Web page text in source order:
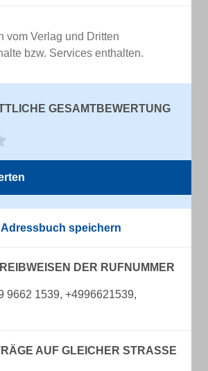
vom Verlag und Dritten
bzw. Services enthalten.
GESAMTBEWERTUNG
Adressbuch speichern
DER RUFNUMMER
9662 1539, +4996621539,
AUF GLEICHER STRASSE